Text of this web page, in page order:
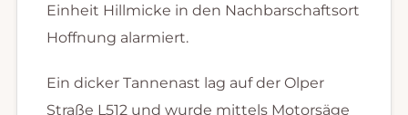
Einheit Hillmicke in den Nachbarschaftsort
Hoffnung alarmiert.
Ein dicker Tannenast lag auf der Olper
Straße L512 und wurde mittels Motorsäge